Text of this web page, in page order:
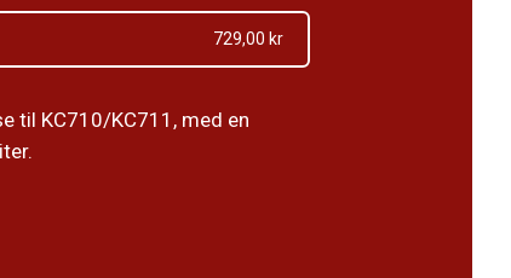
729,00 kr
til KC710/KC711, med en